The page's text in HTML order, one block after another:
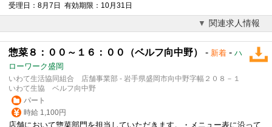
受理日：8月7日 有効期限：10月31日
関連求人情報
惣菜８：００～１６：００（ベルフ向中野） - 新着 - ハ
ローワーク盛岡
いわて生活協同組合 店舗事業部 - 岩手県盛岡市向中野字幅２０８－１
いわて生協 ベルフ向中野
パート
時給 1,100円
店舗において惣菜部門を担当していただきます。・メニュー表に沿って